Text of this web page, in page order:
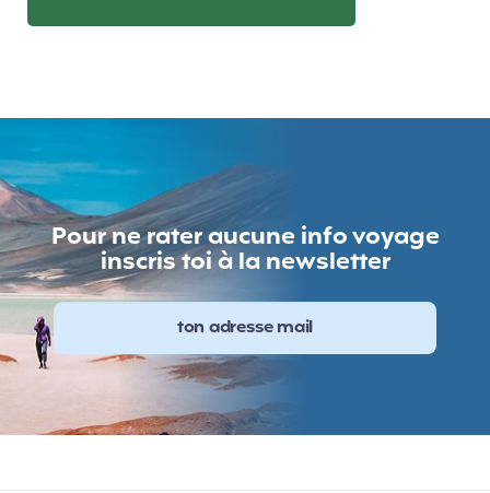
Pour ne rater aucune info voyage
inscris toi à la newsletter